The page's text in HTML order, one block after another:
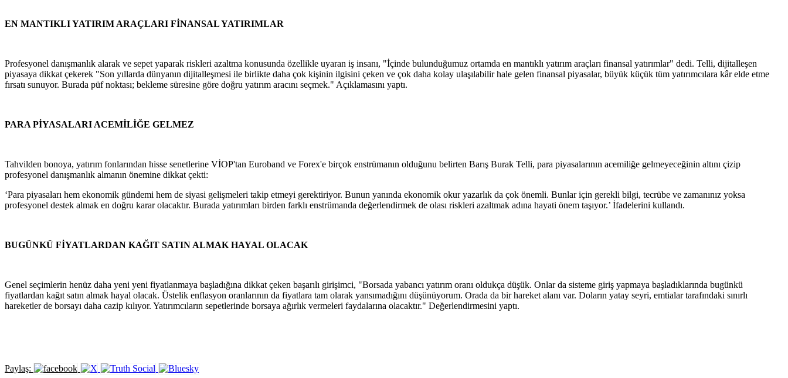
EN MANTIKLI YATIRIM ARAÇLARI FİNANSAL YATIRIMLAR
Profesyonel danışmanlık alarak ve sepet yaparak riskleri azaltma konusunda özellikle uyaran iş insanı, "İçinde bulunduğumuz ortamda en mantıklı yatırım araçları finansal yatırımlar" dedi. Telli, dijitalleşen
piyasaya dikkat çekerek "Son yıllarda dünyanın dijitalleşmesi ile birlikte daha çok kişinin ilgisini çeken ve çok daha kolay ulaşılabilir hale gelen finansal piyasalar, büyük küçük tüm yatırımcılara kâr elde etme
fırsatı sunuyor. Burada püf noktası; bekleme süresine göre doğru yatırım aracını seçmek." Açıklamasını yaptı.
PARA PİYASALARI ACEMİLİĞE GELMEZ
Tahvilden bonoya, yatırım fonlarından hisse senetlerine VİOP'tan Euroband ve Forex'e birçok enstrümanın olduğunu belirten Barış Burak Telli, para piyasalarının acemiliğe gelmeyeceğinin altını çizip
profesyonel danışmanlık almanın önemine dikkat çekti:
‘Para piyasaları hem ekonomik gündemi hem de siyasi gelişmeleri takip etmeyi gerektiriyor. Bunun yanında ekonomik okur yazarlık da çok önemli. Bunlar için gerekli bilgi, tecrübe ve zamanınız yoksa
profesyonel destek almak en doğru karar olacaktır. Burada yatırımları birden farklı enstrümanda değerlendirmek de olası riskleri azaltmak adına hayati önem taşıyor.’ İfadelerini kullandı.
BUGÜNKÜ FİYATLARDAN KAĞIT SATIN ALMAK HAYAL OLACAK
Genel seçimlerin henüz daha yeni yeni fiyatlanmaya başladığına dikkat çeken başarılı girişimci, "Borsada yabancı yatırım oranı oldukça düşük. Onlar da sisteme giriş yapmaya başladıklarında bugünkü
fiyatlardan kağıt satın almak hayal olacak. Üstelik enflasyon oranlarının da fiyatlara tam olarak yansımadığını düşünüyorum. Orada da bir hareket alanı var. Doların yatay seyri, emtialar tarafındaki sınırlı
hareketler de borsayı daha cazip kılıyor. Yatırımcıların sepetlerinde borsaya ağırlık vermeleri faydalarına olacaktır." Değerlendirmesini yaptı.
Paylaş: